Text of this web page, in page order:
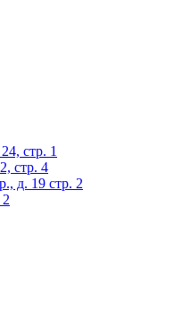
стр. 1
стр. 4
д. 19 стр. 2